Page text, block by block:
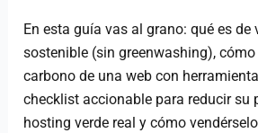
En esta guía vas al grano: qué es de
sostenible (sin greenwashing),
carbono de una web con
checklist accionable para reducir su
hosting verde real y cómo